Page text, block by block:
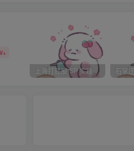
琢磨他到底送我什么。
舔我！这就是武青肃的礼物？未
，只见武青肃的手上抱着一只全
武青肃怀里抢过来：“哇！好小！
上海打屁股 SP 实践